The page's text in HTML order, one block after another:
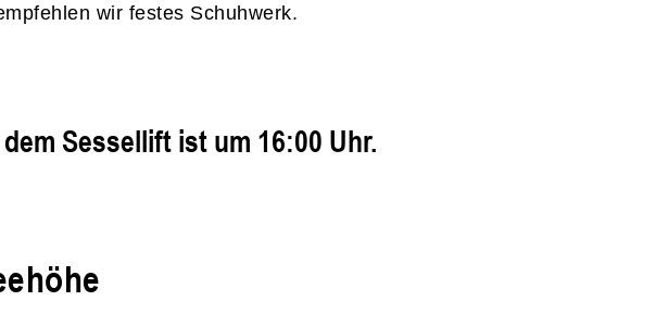
wir festes Schuhwerk.
Sessellift ist um 16:00 Uhr.